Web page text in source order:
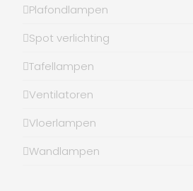
Plafondlampen
Spot verlichting
Tafellampen
Ventilatoren
Vloerlampen
Wandlampen